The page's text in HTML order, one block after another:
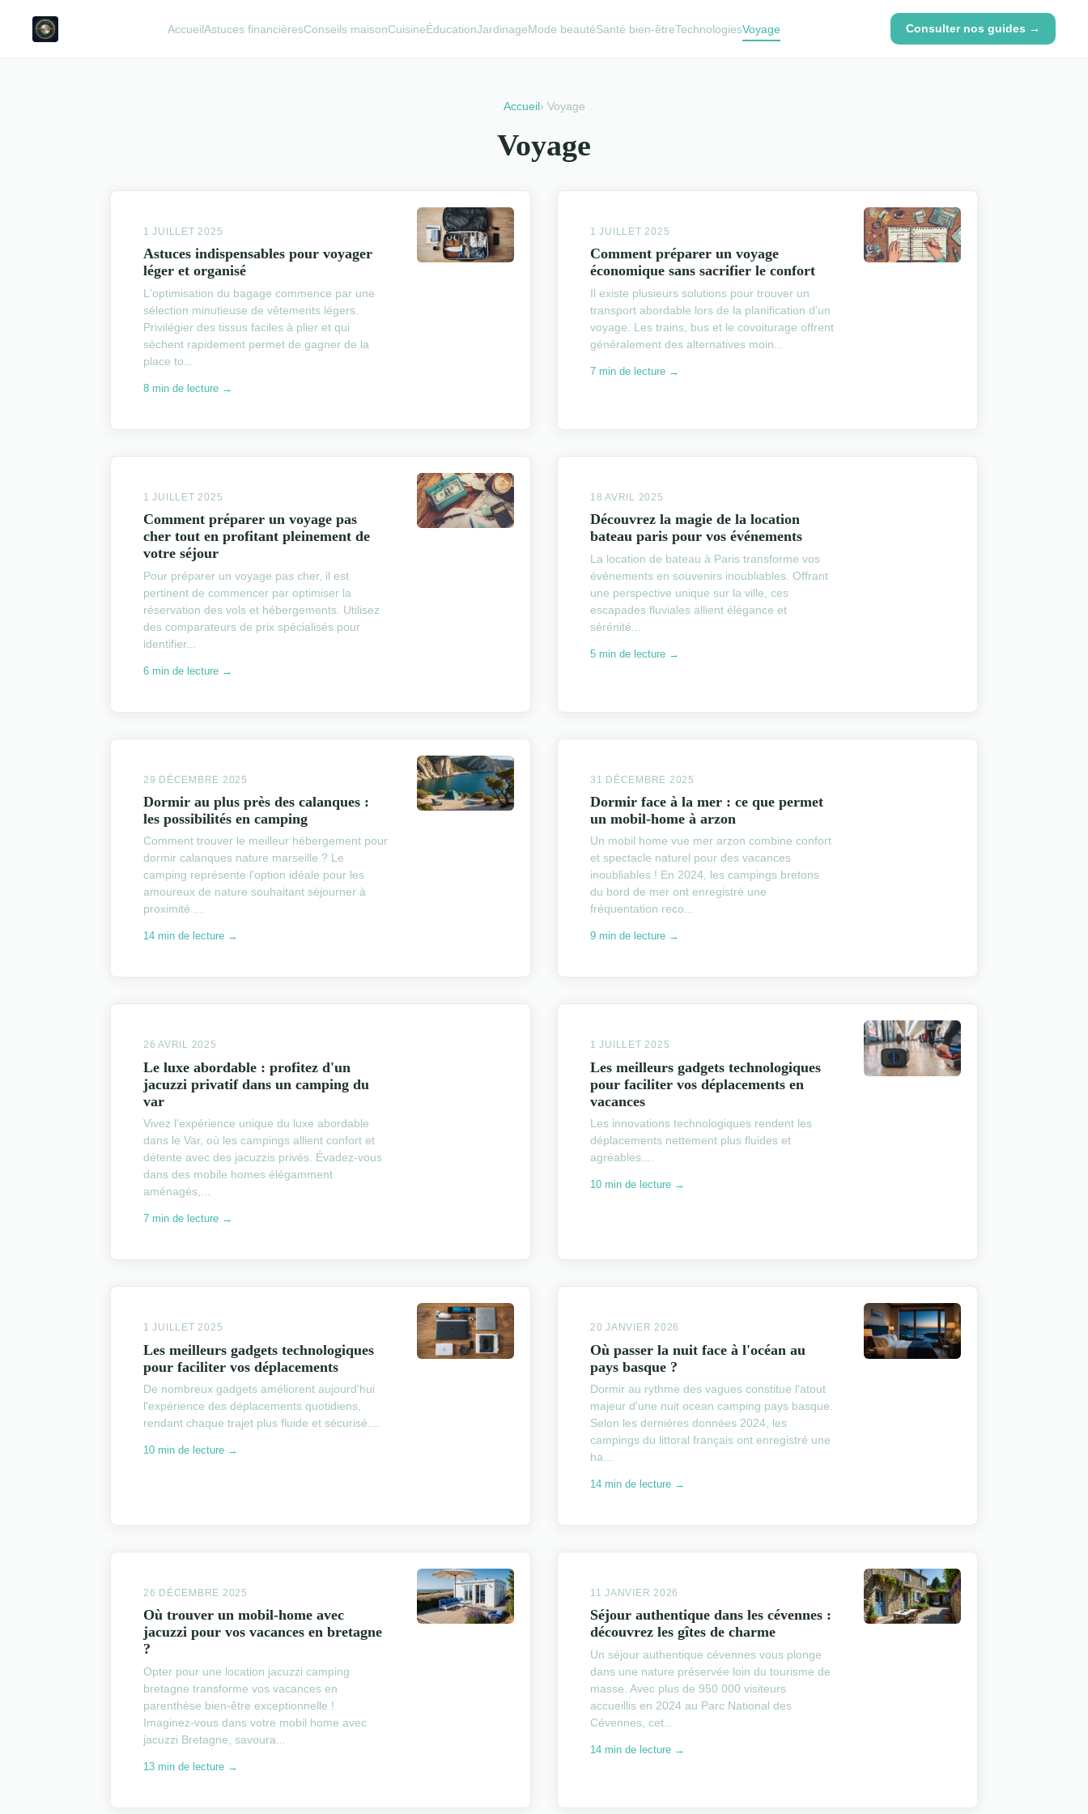
Consulter nos guides →
AccueilAstuces financièresConseils maisonCuisineÉducationJardinageMode beautéSanté bien-êtreTechnologiesVoyage
Accueil › Voyage
Voyage
1 JUILLET 2025
Astuces indispensables pour voyager
léger et organisé
L'optimisation du bagage commence par une
sélection minutieuse de vêtements légers.
Privilégier des tissus faciles à plier et qui
sèchent rapidement permet de gagner de la
place to...
8 min de lecture →
1 JUILLET 2025
Comment préparer un voyage
économique sans sacrifier le confort
Il existe plusieurs solutions pour trouver un
transport abordable lors de la planification d'un
voyage. Les trains, bus et le covoiturage offrent
généralement des alternatives moin...
7 min de lecture →
1 JUILLET 2025
Comment préparer un voyage pas
cher tout en profitant pleinement de
votre séjour
Pour préparer un voyage pas cher, il est
pertinent de commencer par optimiser la
réservation des vols et hébergements. Utilisez
des comparateurs de prix spécialisés pour
identifier...
6 min de lecture →
18 AVRIL 2025
Découvrez la magie de la location
bateau paris pour vos événements
La location de bateau à Paris transforme vos
événements en souvenirs inoubliables. Offrant
une perspective unique sur la ville, ces
escapades fluviales allient élégance et
sérénité...
5 min de lecture →
29 DÉCEMBRE 2025
Dormir au plus près des calanques :
les possibilités en camping
Comment trouver le meilleur hébergement pour
dormir calanques nature marseille ? Le
camping représente l'option idéale pour les
amoureux de nature souhaitant séjourner à
proximité ...
14 min de lecture →
31 DÉCEMBRE 2025
Dormir face à la mer : ce que permet
un mobil-home à arzon
Un mobil home vue mer arzon combine confort
et spectacle naturel pour des vacances
inoubliables ! En 2024, les campings bretons
du bord de mer ont enregistré une
fréquentation reco...
9 min de lecture →
26 AVRIL 2025
Le luxe abordable : profitez d'un
jacuzzi privatif dans un camping du
var
Vivez l'expérience unique du luxe abordable
dans le Var, où les campings allient confort et
détente avec des jacuzzis privés. Évadez-vous
dans des mobile homes élégamment
aménagés,...
7 min de lecture →
1 JUILLET 2025
Les meilleurs gadgets technologiques
pour faciliter vos déplacements en
vacances
Les innovations technologiques rendent les
déplacements nettement plus fluides et
agréables....
10 min de lecture →
1 JUILLET 2025
Les meilleurs gadgets technologiques
pour faciliter vos déplacements
De nombreux gadgets améliorent aujourd'hui
l'expérience des déplacements quotidiens,
rendant chaque trajet plus fluide et sécurisé....
10 min de lecture →
20 JANVIER 2026
Où passer la nuit face à l'océan au
pays basque ?
Dormir au rythme des vagues constitue l'atout
majeur d'une nuit ocean camping pays basque.
Selon les dernières données 2024, les
campings du littoral français ont enregistré une
ha...
14 min de lecture →
26 DÉCEMBRE 2025
Où trouver un mobil-home avec
jacuzzi pour vos vacances en bretagne
?
Opter pour une location jacuzzi camping
bretagne transforme vos vacances en
parenthèse bien-être exceptionnelle !
Imaginez-vous dans votre mobil home avec
jacuzzi Bretagne, savoura...
13 min de lecture →
11 JANVIER 2026
Séjour authentique dans les cévennes :
découvrez les gîtes de charme
Un séjour authentique cévennes vous plonge
dans une nature préservée loin du tourisme de
masse. Avec plus de 950 000 visiteurs
accueillis en 2024 au Parc National des
Cévennes, cet...
14 min de lecture →